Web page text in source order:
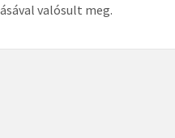
valósult meg.